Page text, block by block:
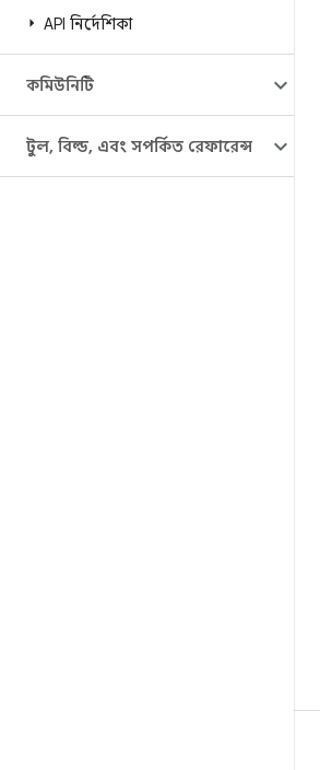
API নির্দেশিকা
কমিউনিটি
টুল, বিল্ড, এবং সম্পর্কিত রেফারেন্স